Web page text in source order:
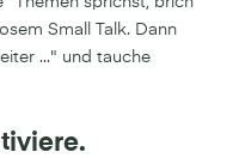
Small Talk. Dann
..." und tauche